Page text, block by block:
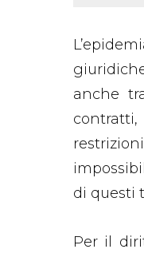
anche
di questi
Per il